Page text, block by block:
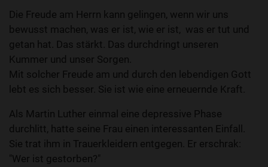
Die Freude am Herrn kann gelingen, wenn wir uns
bewusst machen, was er ist, wie er ist, was er tut und
getan hat. Das stärkt. Das durchdringt unseren
Kummer und unser Sorgen.
Mit solcher Freude am und durch den lebendigen Gott
lebt es sich besser. Sie ist wie eine erneuernde Kraft.
Als Martin Luther einmal eine depressive Phase
durchlitt, hatte seine Frau einen interessanten Einfall.
Sie trat ihm in Trauerkleidern entgegen. Er erschrak:
"Wer ist gestorben?"